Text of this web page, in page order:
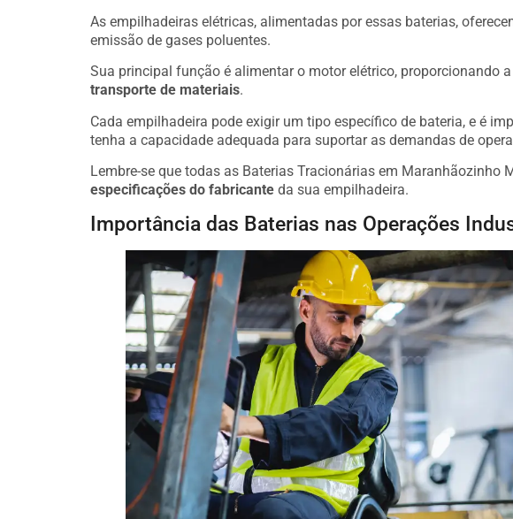
As empilhadeiras elétricas, alimentadas por essas baterias,
emissão de gases poluentes.
Sua principal função é alimentar o motor elétrico, proporcionando
transporte de materiais.
Cada empilhadeira pode exigir um tipo específico de bateria, e é
tenha a capacidade adequada para suportar as demandas de
Lembre-se que todas as Baterias Tracionárias em Maranhãozinho
especificações do fabricante da sua empilhadeira.
Importância das Baterias nas Operações